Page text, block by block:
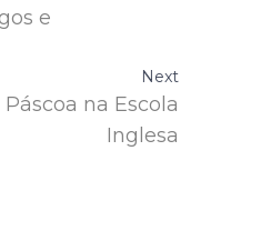
e
Next
na Escola
Inglesa